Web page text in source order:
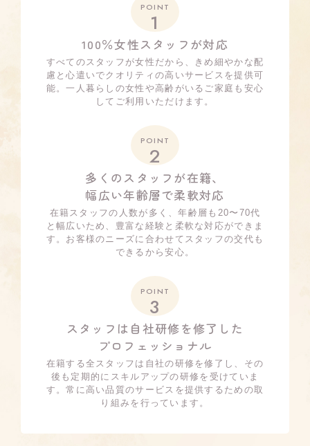
POINT
1
100％女性スタッフが対応
すべてのスタッフが女性だから、きめ細やかな配
慮と心遣いでクオリティの高いサービスを提供可
能。一人暮らしの女性や高齢がいるご家庭も安心
してご利用いただけます。
POINT
2
多くのスタッフが在籍、
幅広い年齢層で柔軟対応
在籍スタッフの人数が多く、年齢層も20〜70代
と幅広いため、豊富な経験と柔軟な対応ができま
す。お客様のニーズに合わせてスタッフの交代も
できるから安心。
POINT
3
スタッフは自社研修を修了した
プロフェッショナル
在籍する全スタッフは自社の研修を修了し、その
後も定期的にスキルアップの研修を受けていま
す。常に高い品質のサービスを提供するための取
り組みを行っています。